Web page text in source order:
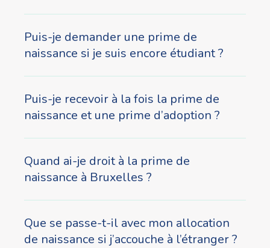
Puis-je demander une prime de
naissance si je suis encore étudiant ?
Puis-je recevoir à la fois la prime de
naissance et une prime d’adoption ?
Quand ai-je droit à la prime de
naissance à Bruxelles ?
Que se passe-t-il avec mon allocation
de naissance si j’accouche à l’étranger ?